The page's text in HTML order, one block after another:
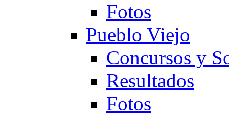
Fotos
Pueblo Viejo
Concursos y
Resultados
Fotos